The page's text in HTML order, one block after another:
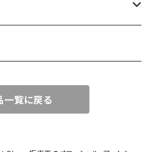
一覧に戻る